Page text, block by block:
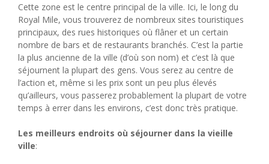
Cette zone est le centre principal de la ville. Ici, le long du
Royal Mile, vous trouverez de nombreux sites touristiques
principaux, des rues historiques où flâner et un certain
nombre de bars et de restaurants branchés. C’est la partie
la plus ancienne de la ville (d’où son nom) et c’est là que
séjournent la plupart des gens. Vous serez au centre de
l’action et, même si les prix sont un peu plus élevés
qu’ailleurs, vous passerez probablement la plupart de votre
temps à errer dans les environs, c’est donc très pratique.
Les meilleurs endroits où séjourner dans la vieille
ville: